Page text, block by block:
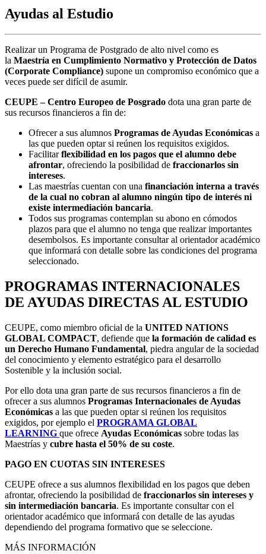
Ayudas al Estudio
Realizar un Programa de Postgrado de alto nivel como es
la Maestría en Cumplimiento Normativo y Protección de Datos
(Corporate Compliance) supone un compromiso económico que a
veces puede ser difícil de asumir.
CEUPE – Centro Europeo de Posgrado dota una gran parte de
sus recursos financieros a fin de:
Ofrecer a sus alumnos Programas de Ayudas Económicas a
las que pueden optar si reúnen los requisitos exigidos.
Facilitarflexibilidad en los pagos que el alumno debe
afrontar, ofreciendo la posibilidad de fraccionarlos sin
intereses.
Las maestrías cuentan con una financiación interna a través
de la cual no cobran al alumno ningún tipo de interés ni
existe intermediación bancaria.
Todos sus programas contemplan su abono en cómodos
plazos para que el alumno no tenga que realizar importantes
desembolsos. Es importante consultar al orientador académico
que informará con detalle sobre las condiciones del programa
seleccionado.
PROGRAMAS INTERNACIONALES
DE AYUDAS DIRECTAS AL ESTUDIO
CEUPE, como miembro oficial de la UNITED NATIONS
GLOBAL COMPACT, defiende que la formación de calidad es
un Derecho Humano Fundamental, piedra angular de la sociedad
del conocimiento y elemento estratégico para el desarrollo
Sostenible y la inclusión social.
Por ello dota una gran parte de sus recursos financieros a fin de
ofrecer a sus alumnos Programas Internacionales de Ayudas
Económicas a las que pueden optar si reúnen los requisitos
exigidos, por ejemplo el PROGRAMA GLOBAL
LEARNING que ofrece Ayudas Económicas sobre todas las
Maestrías y cubre hasta el 50% de su coste.
PAGO EN CUOTAS SIN INTERESES
CEUPE ofrece a sus alumnos flexibilidad en los pagos que deben
afrontar, ofreciendo la posibilidad de fraccionarlos sin intereses y
sin intermediación bancaria. Es importante consultar con el
orientador académico que informará con detalle de las ayudas
dependiendo del programa formativo que se seleccione.
MÁS INFORMACIÓN